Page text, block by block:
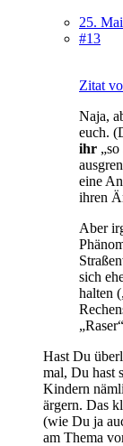
25.
#13
Zitat
Naja,
euch.
ihr
eine
ihren
Aber
sich
halten
Hast Du
mal, Du hast
Kindern
ärgern. Das
(wie Du ja
am Thema